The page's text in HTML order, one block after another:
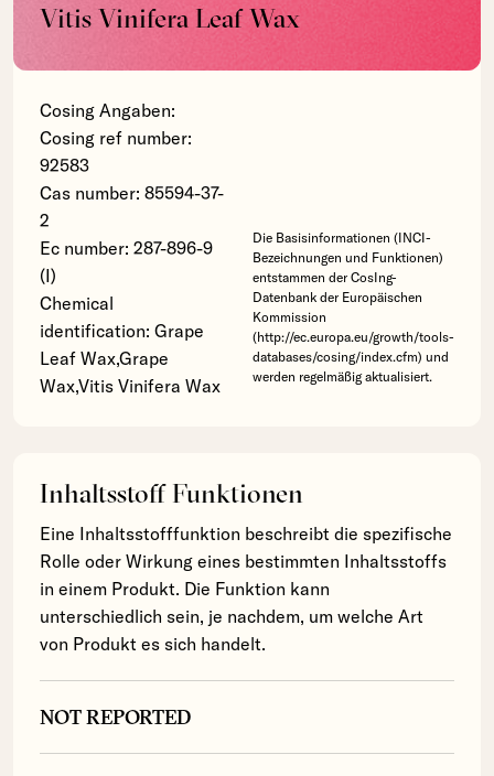
Vitis Vinifera Leaf Wax
Cosing Angaben:
Cosing ref number:
92583
Cas number: 85594-37-
2
Ec number: 287-896-9
(I)
Chemical
identification: Grape
Leaf Wax,Grape
Wax,Vitis Vinifera Wax
Die Basisinformationen (INCI-
Bezeichnungen und Funktionen)
entstammen der CosIng-
Datenbank der Europäischen
Kommission
(http://ec.europa.eu/growth/tools-
databases/cosing/index.cfm) und
werden regelmäßig aktualisiert.
Inhaltsstoff Funktionen
Eine Inhaltsstofffunktion beschreibt die spezifische
Rolle oder Wirkung eines bestimmten Inhaltsstoffs
in einem Produkt. Die Funktion kann
unterschiedlich sein, je nachdem, um welche Art
von Produkt es sich handelt.
NOT REPORTED